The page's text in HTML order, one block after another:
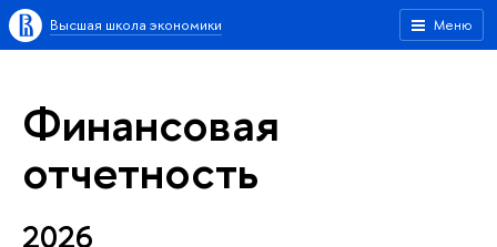
Меню
Высшая школа экономики
Финансовая
отчетность
2026